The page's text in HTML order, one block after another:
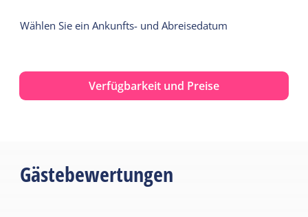
Wählen Sie ein Ankunfts- und Abreisedatum
Verfügbarkeit und Preise
Gästebewertungen